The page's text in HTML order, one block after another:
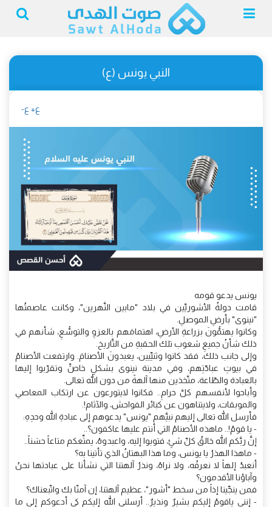
النبي يونس (ع)
ع+ ع-
يونس يدعو قومه
قامت دولةُ الأشوريِّين في بلاد "مابين النَّهرين"، وكانت عاصمتُها
"نينوى" بأرضِ الموصلِ.
وكانوا يهتمُّونَ بزراعةِ الأرضِ، اهتمامَهم بالعزوِ والتوسُّعِ، شأنهم في
ذلك شأنُ جميعِ شعوب تلك الحقبةِ من التَّاريخ.
وإلى جانب ذلك، فقد كانوا وثنيِّيين، يعبدونَ الأصنامَ. وارتفعت الأصنامُ
في بيوتِ عبادّتِهم، وفي مدينة نينوى بشكلٍ خاصٍّ وتقرّبوا إليها
بالعبادة والطّاعة، متّخذين منها آلهةً من دون الله تعالى.
وأباحوا لأنفسهم كلَّ حرامِ.. فكانوا لايتورعون عن ارتكاب المعاصي
والموبقات، ولايتناهون عن كبائر الفواحش، والآثام!.
فأرسل الله تعالى إليهم نبيَّهم "يونس" يدعوهم إلى عبادةِ الله وحدِهِ:
- يا قومُ!.. ماهذه الأصنامُ التي أنتم عليها عاكفون؟..
إنَّ ربَّكم الله خالقُ كلِّ شئٍ، فتوبوا إليه، واعبدوهُ، يمتِّعكم متاعاً حسَناً..
- ماهذا الهذرُ يا يونس، وما هذا البهتانُ الذي تأتينا به؟
أنعبدُ إلهاً لا نعرفُه، ولا نراهُ، ونذرُ آلهتنا التي نشأنا على عبادتها نحنُ
وآباؤنا الأقدمون؟
فمن ينجِّينا إذاً من سخط "أشور"، عظيم آلهتنا، إن آمنّا بك واتّبعناك؟
- إنني ياقومُ إليكم بشيرٌ ونذيرٌ.. أرسلني الله إليكم كي أدعوكم إلى ما